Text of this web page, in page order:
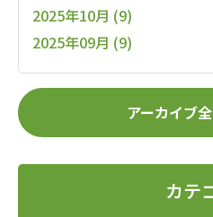
2025年10月 (9)
2025年09月 (9)
アーカイブ
カテ